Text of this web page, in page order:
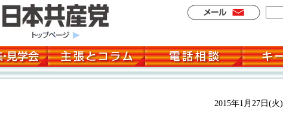
2015年1月27日(火)